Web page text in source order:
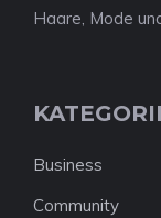
Haare, Mode
Business
Community